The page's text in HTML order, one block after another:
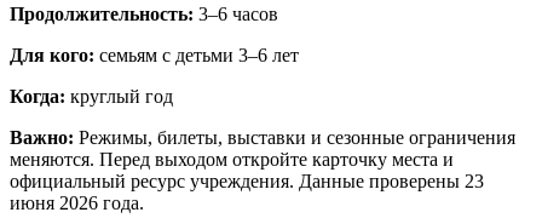
Продолжительность: 3–6 часов
Для кого: семьям с детьми 3–6 лет
Когда: круглый год
Важно: Режимы, билеты, выставки и сезонные ограничения
меняются. Перед выходом откройте карточку места и
официальный ресурс учреждения. Данные проверены 23
июня 2026 года.